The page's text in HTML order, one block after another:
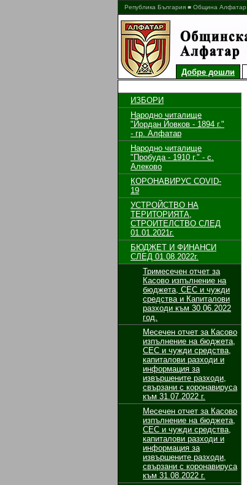
Република България ■ Община Алфатар
Добре дошли
ИЗБОРИ
Народно читалище
"Йордан Йовков - 1894 г."
- гр. Алфатар
Народно читалище
"Пробуда - 1910 г." - с.
Алеково
КОРОНАВИРУС COVID-
19
УСТРОЙСТВО НА
ТЕРИТОРИЯТА,
СТРОИТЕЛСТВО СЛЕД
01.01.2021г.
БЮДЖЕТ И ФИНАНСИ
СЛЕД 01.08.2022г.
Тримесечен отчет за
Касово изпълнение на
бюджета, СЕС и чужди
средства и Капиталови
разходи към 30.06.2022
год.
Месечен отчет за Касово
изпълнение на бюджета,
СЕС и чужди средства,
капиталови разходи и
информация за
извършените разходи,
свързани с коронавируса
към 31.07.2022 г.
Месечен отчет за Касово
изпълнение на бюджета,
СЕС и чужди средства,
капиталови разходи и
информация за
извършените разходи,
свързани с коронавируса
към 31.08.2022 г.